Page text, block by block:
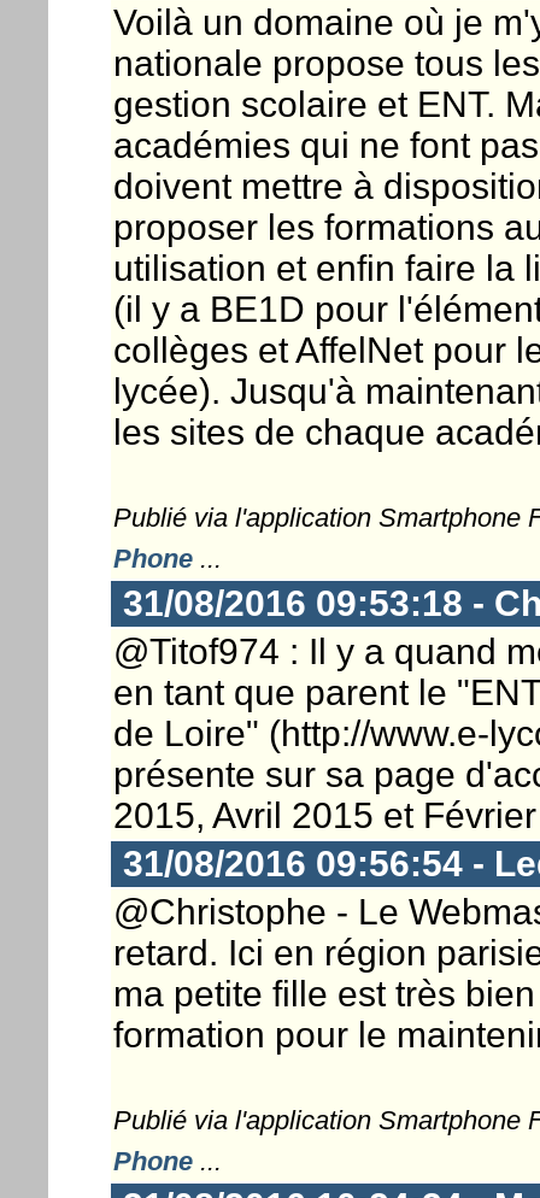
Voilà un domaine où je
nationale propose tous
gestion scolaire et ENT.
académies qui ne font
doivent mettre à
proposer les formations
utilisation et enfin faire la
(il y a BE1D pour
collèges et AffelNet pour
lycée). Jusqu'à
les sites de chaque
Publié via l'application Smartphone
Phone...
31/08/2016 09:53:18 -
@Titof974 : Il y a quand
en tant que parent le
de Loire" (http://www.e-
présente sur sa page
2015, Avril 2015 et
31/08/2016 09:56:54 -
@Christophe - Le
retard. Ici en région
ma petite fille est très
formation pour le
Publié via l'application Smartphone
Phone...